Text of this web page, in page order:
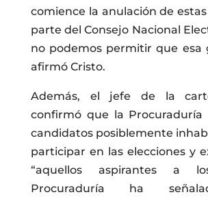
comience la anulación de
parte del Consejo Nacional
no podemos permitir que esa
afirmó Cristo.
Además, el jefe de la
confirmó que la Procuraduría
candidatos posiblemente
participar en las elecciones y
“aquellos aspirantes a
Procuraduría ha